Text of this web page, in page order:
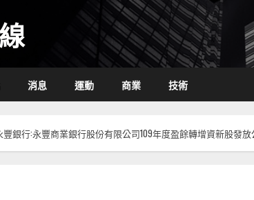
消息 運動 商業 技術
豐銀行:永豐商業銀行股份有限公司109年度盈餘轉增資新股發放